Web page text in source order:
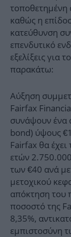
τοποθετημένη
καθώς η
κατεύθυνση
επενδυτικό
εξελίξεις για
παρακάτω:
Αύξηση
Fairfax
συνάψουν ένα
bond) ύψους
Fairfax θα
ετών 2.750.000
των €40 ανά
μετοχικού
απόκτηση του
ποσοστό της
8,35%,
εμπιστοσύνη